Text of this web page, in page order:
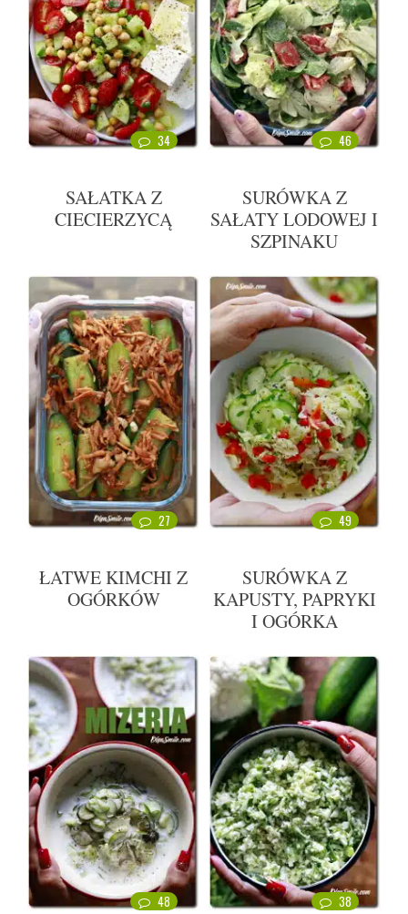
34
SAŁATKA Z
CIECIERZYCĄ
46
SURÓWKA Z
SAŁATY LODOWEJ I
SZPINAKU
27
ŁATWE KIMCHI Z
OGÓRKÓW
49
SURÓWKA Z
KAPUSTY, PAPRYKI
I OGÓRKA
48 38